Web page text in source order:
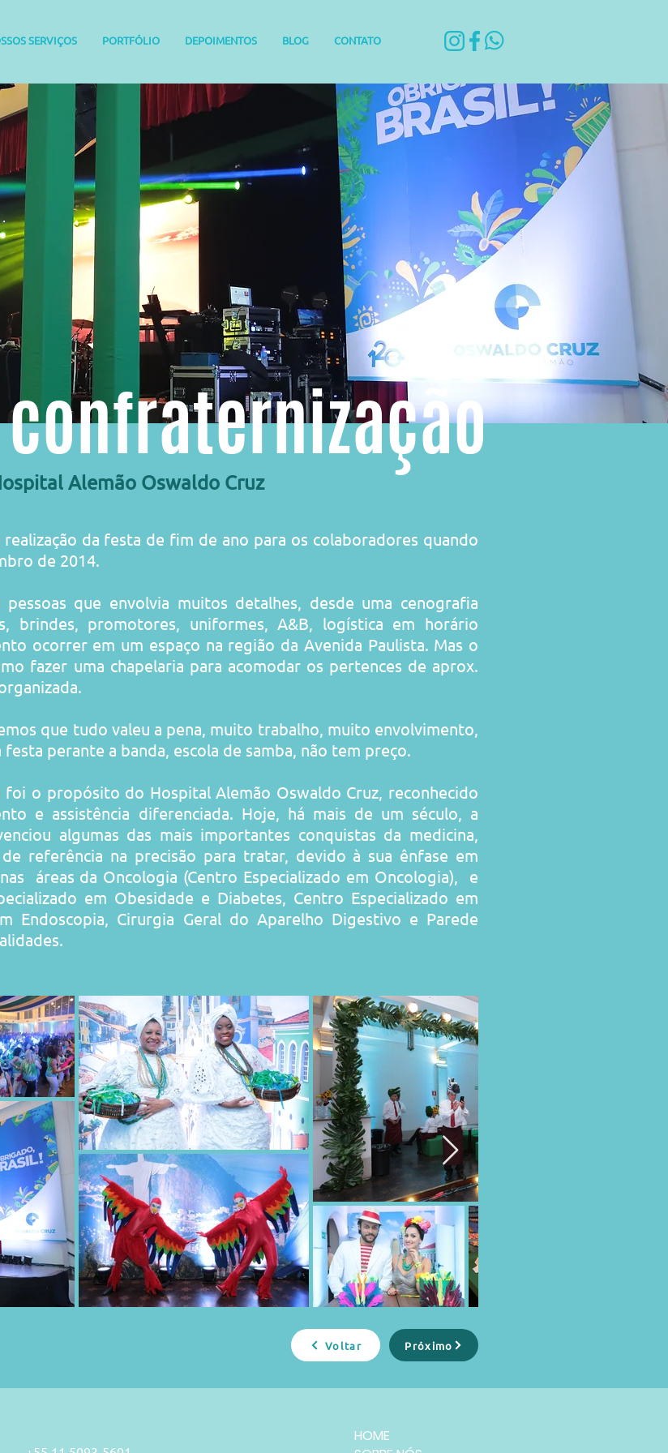
SERVIÇOS PORTFÓLIO DEPOIMENTOS BLOG CONTATO
Alemão Oswaldo Cruz
confraternização
realização da festa de fim de ano para os colaboradores quando
de 2014.
que envolvia muitos detalhes, desde uma cenografia
brindes, promotores, uniformes, A&B, logística em horário
ocorrer em um espaço na região da Avenida Paulista. Mas o
fazer uma chapelaria para acomodar os pertences de aprox.
que tudo valeu a pena, muito trabalho, muito envolvimento,
festa perante a banda, escola de samba, não tem preço.
foi o propósito do Hospital Alemão Oswaldo Cruz, reconhecido
e assistência diferenciada. Hoje, há mais de um século, a
algumas das mais importantes conquistas da medicina,
referência na precisão para tratar, devido à sua ênfase em
áreas da Oncologia (Centro Especializado em Oncologia), e
em Obesidade e Diabetes, Centro Especializado em
Endoscopia, Cirurgia Geral do Aparelho Digestivo e Parede
Voltar Próximo
HOME